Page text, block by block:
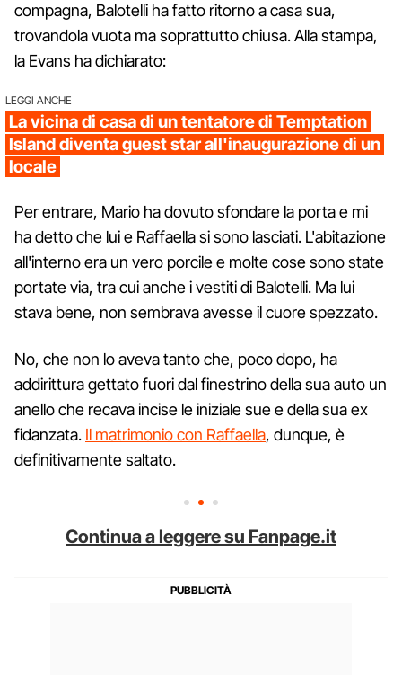
compagna, Balotelli ha fatto ritorno a casa sua,
trovandola vuota ma soprattutto chiusa. Alla stampa,
la Evans ha dichiarato:
LEGGI ANCHE
La vicina di casa di un tentatore di Temptation
Island diventa guest star all'inaugurazione di un
locale
Per entrare, Mario ha dovuto sfondare la porta e mi
ha detto che lui e Raffaella si sono lasciati. L'abitazione
all'interno era un vero porcile e molte cose sono state
portate via, tra cui anche i vestiti di Balotelli. Ma lui
stava bene, non sembrava avesse il cuore spezzato.
No, che non lo aveva tanto che, poco dopo, ha
addirittura gettato fuori dal finestrino della sua auto un
anello che recava incise le iniziale sue e della sua ex
fidanzata. Il matrimonio con Raffaella, dunque, è
definitivamente saltato.
Continua a leggere su Fanpage.it